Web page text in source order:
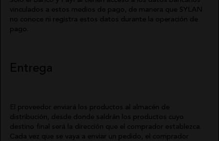
vinculados a estos medios de pago, de manera que SYLAN
no conoce ni registra estos datos durante la operación de
pago.
Entrega
El proveedor enviará los productos al almacén de
distribución, desde donde saldrán los productos cuyo
destino final será la dirección que el comprador establezca.
Cada vez que se vaya a enviar un pedido, el comprador